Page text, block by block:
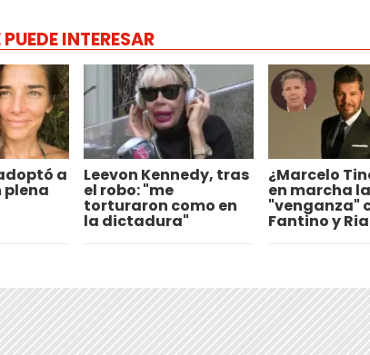
INTERESAR
a
plena
Leevon Kennedy, tras
el robo: "me
torturaron como en
la dictadura"
¿Marcelo
en marcha la
"venganza"
Fantino y